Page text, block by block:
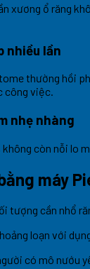
xương ổ răng
nhiều lần
thường hồi
công việc.
nhẹ nhàng
còn nỗi lo
máy
tượng cần nhổ
loạn với
có mô nướu